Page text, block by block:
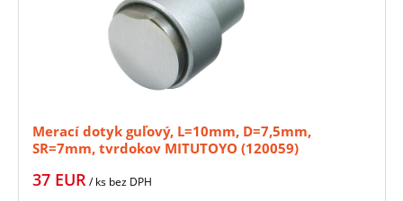
Merací dotyk guľový, L=10mm, D=7,5mm,
SR=7mm, tvrdokov MITUTOYO (120059)
37 EUR / ks bez DPH